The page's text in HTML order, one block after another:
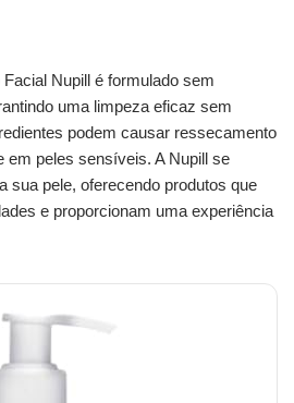
Nupill é formulado sem
uma limpeza eficaz sem
podem causar ressecamento
em peles sensíveis. A Nupill se
sua pele, oferecendo produtos que
e proporcionam uma experiência